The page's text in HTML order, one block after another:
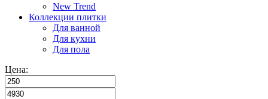
New Trend
Коллекции плитки
Для ванной
Для кухни
Для пола
Цена: